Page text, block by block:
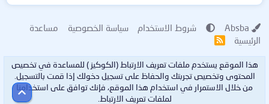
شروط الاستخدام سياسة الخصوصية
مساعدة
الرئيسية
R
هذا الموقع يستخدم ملفات تعريف الارتباط (الكوكيز ) للمساعدة في تخصيص
المحتوى وتخصيص تجربتك والحفاظ على تسجيل دخولك إذا قمت بالتسجيل.
من خلال الاستمرار في استخدام هذا الموقع، فإنك توافق على استخدامنا
لملفات تعريف الارتباط.
أعلى